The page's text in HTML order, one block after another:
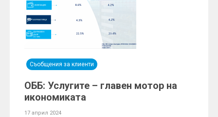
Съобщения за клиенти
ОББ: Услугите – главен мотор на
икономиката
17 април 2024